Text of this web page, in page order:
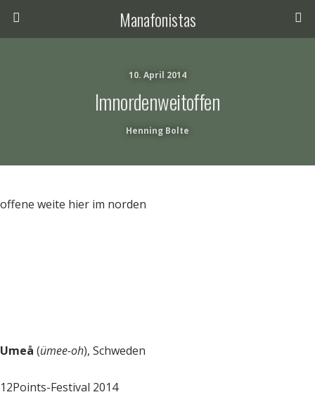
Manafonistas
10. April 2014
Imnordenweitoffen
Henning Bolte
offene weite hier im norden
Umeå (ümee-oh), Schweden
12Points-Festival 2014